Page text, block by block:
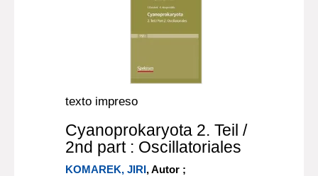
texto impreso
Cyanoprokaryota 2. Teil /
2nd part : Oscillatoriales
KOMAREK, JIRI, Autor ;